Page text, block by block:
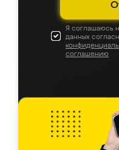
Я соглашаюсь
данных
соглашению